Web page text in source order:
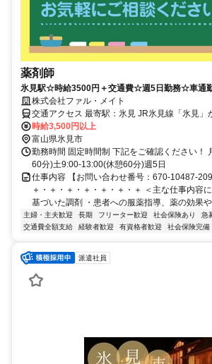
薬剤師
氷見駅☆時給3500円＋交通費☆週5日勤務☆車通
遣☆株式会社ファル・メイト
交通アクセス 最寄駅：氷見 JR氷見
時給3,500円以上
富山県氷見市
勤務時間 固定時間制 下記をご確認ください！
60分)土9:00-13:00(休憩60分)週5日
仕事内容 【お問い合わせ番号：670-10487-
＋・＋・＋・＋・＋・＋・＋ ＜主な仕事内容
基づいた調剤 ・患者への服薬指導、薬の効果
主婦・主夫歓迎 長期 フリーター歓迎 社会保険あり 急
交通費全額支給
経験者歓迎 有資格者歓迎 社会保険完備
派遣社員